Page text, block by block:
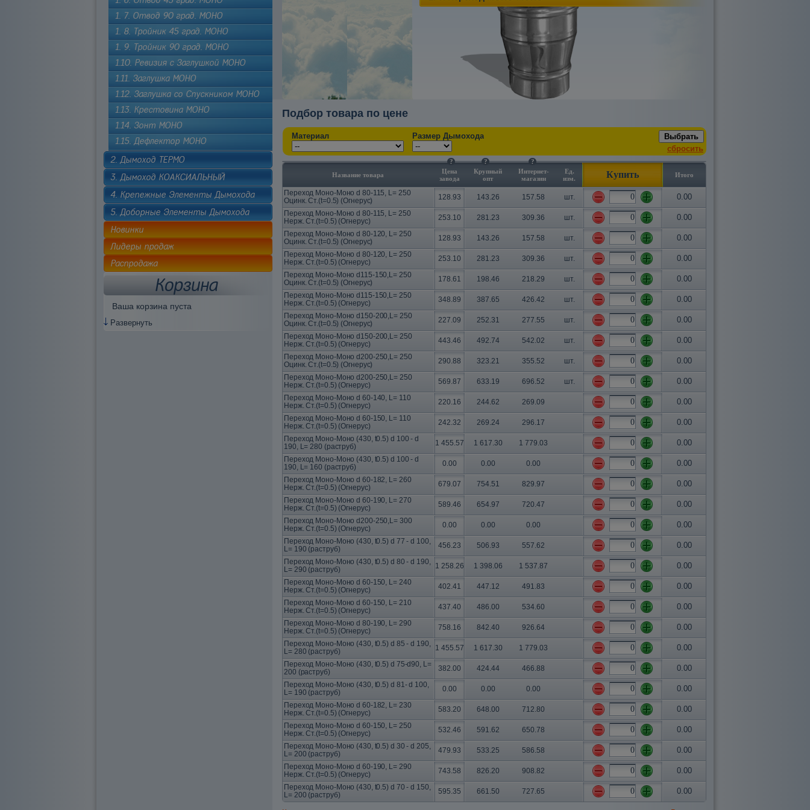
Подбор товара по цене
Материал
Размер Дымохода
сбросить
Название товара
Цена
завода
?
Крупный
опт
?
Интернет-
магазин
?
Ед.
изм.
Купить Итого
Переход Моно-Моно d 80-115, L= 250
Оцинк. Ст.(t=0.5) (Огнерус)
128.93 143.26 157.58 шт. 0.00
Переход Моно-Моно d 80-115, L= 250
Нерж. Ст.(t=0.5) (Огнерус)
253.10 281.23 309.36 шт. 0.00
Переход Моно-Моно d 80-120, L= 250
Оцинк. Ст.(t=0.5) (Огнерус)
128.93 143.26 157.58 шт. 0.00
Переход Моно-Моно d 80-120, L= 250
Нерж. Ст.(t=0.5) (Огнерус)
253.10 281.23 309.36 шт. 0.00
Переход Моно-Моно d115-150,L= 250
Оцинк. Ст.(t=0.5) (Огнерус)
178.61 198.46 218.29 шт. 0.00
Переход Моно-Моно d115-150,L= 250
Нерж. Ст.(t=0.5) (Огнерус)
348.89 387.65 426.42 шт. 0.00
Переход Моно-Моно d150-200,L= 250
Оцинк. Ст.(t=0.5) (Огнерус)
227.09 252.31 277.55 шт. 0.00
Переход Моно-Моно d150-200,L= 250
Нерж. Ст.(t=0.5) (Огнерус)
443.46 492.74 542.02 шт. 0.00
Переход Моно-Моно d200-250,L= 250
Оцинк. Ст.(t=0.5) (Огнерус)
290.88 323.21 355.52 шт. 0.00
Переход Моно-Моно d200-250,L= 250
Нерж. Ст.(t=0.5) (Огнерус)
569.87 633.19 696.52 шт. 0.00
Переход Моно-Моно d 60-140, L= 110
Нерж. Ст.(t=0.5) (Огнерус)
220.16 244.62 269.09 0.00
Переход Моно-Моно d 60-150, L= 110
Нерж. Ст.(t=0.5) (Огнерус)
242.32 269.24 296.17 0.00
Переход Моно-Моно (430, t0.5) d 100 - d
190, L= 280 (раструб)
1 455.57 1 617.30 1 779.03 0.00
Переход Моно-Моно (430, t0.5) d 100 - d
190, L= 160 (раструб)
0.00 0.00 0.00 0.00
Переход Моно-Моно d 60-182, L= 260
Нерж. Ст.(t=0.5) (Огнерус)
679.07 754.51 829.97 0.00
Переход Моно-Моно d 60-190, L= 270
Нерж. Ст.(t=0.5) (Огнерус)
589.46 654.97 720.47 0.00
Переход Моно-Моно d200-250,L= 300
Нерж. Ст.(t=0.5) (Огнерус)
0.00 0.00 0.00 0.00
Переход Моно-Моно (430, t0.5) d 77 - d 100,
L= 190 (раструб)
456.23 506.93 557.62 0.00
Переход Моно-Моно (430, t0.5) d 80 - d 190,
L= 290 (раструб)
1 258.26 1 398.06 1 537.87 0.00
Переход Моно-Моно d 60-150, L= 240
Нерж. Ст.(t=0.5) (Огнерус)
402.41 447.12 491.83 0.00
Переход Моно-Моно d 60-150, L= 210
Нерж. Ст.(t=0.5) (Огнерус)
437.40 486.00 534.60 0.00
Переход Моно-Моно d 80-190, L= 290
Нерж. Ст.(t=0.5) (Огнерус)
758.16 842.40 926.64 0.00
Переход Моно-Моно (430, t0.5) d 85 - d 190,
L= 280 (раструб)
1 455.57 1 617.30 1 779.03 0.00
Переход Моно-Моно (430, t0.5) d 75-d90, L=
200 (раструб)
382.00 424.44 466.88 0.00
Переход Моно-Моно (430, t0.5) d 81- d 100,
L= 190 (раструб)
0.00 0.00 0.00 0.00
Переход Моно-Моно d 60-182, L= 230
Нерж. Ст.(t=0.5) (Огнерус)
583.20 648.00 712.80 0.00
Переход Моно-Моно d 60-150, L= 250
Нерж. Ст.(t=0.5) (Огнерус)
532.46 591.62 650.78 0.00
Переход Моно-Моно (430, t0.5) d 30 - d 205,
L= 200 (раструб)
479.93 533.25 586.58 0.00
Переход Моно-Моно d 60-190, L= 290
Нерж. Ст.(t=0.5) (Огнерус)
743.58 826.20 908.82 0.00
Переход Моно-Моно (430, t0.5) d 70 - d 150,
L= 200 (раструб)
595.35 661.50 727.65 0.00
1. 7. Отвод 90 град. МОНО
1. 8. Тройник 45 град. МОНО
1. 9. Тройник 90 град. МОНО
1.10. Ревизия с Заглушкой МОНО
1.11. Заглушка МОНО
1.12. Заглушка со Спускником МОНО
1.13. Крестовина МОНО
1.14. Зонт МОНО
1.15. Дефлектор МОНО
2. Дымоход ТЕРМО
3. Дымоход КОАКСИАЛЬНЫЙ
4. Крепежные Элементы Дымохода
5. Доборные Элементы Дымохода
Новинки
Лидеры продаж
Распродажа
Корзина
Ваша корзина пуста
Развернуть